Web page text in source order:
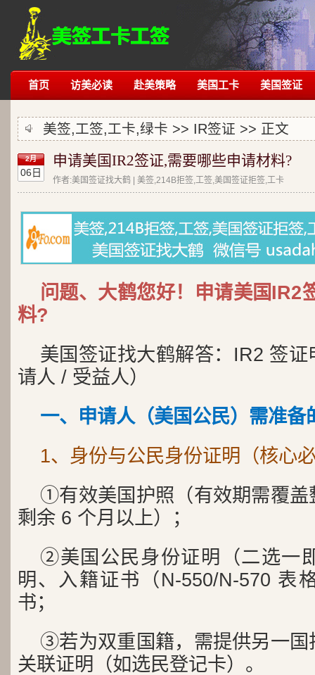
首页 访美必读 赴美策略 美国工卡 美国签证
美签,工签,工卡,绿卡 >> IR签证 >> 正文
2月
06日
申请美国IR2签证,需要哪些申请材料?
作者:美国签证找大鹤 | 美签,214B拒签,工签,美国签证拒签,工卡
问题、大鹤您好！申请美国IR2
料?
美国签证找大鹤解答：IR2 签
请人 / 受益人）
一、申请人（美国公民）需准备
1、身份与公民身份证明（核心
①有效美国护照（有效期需覆盖
剩余 6 个月以上）；
②美国公民身份证明（二选一
明、入籍证书（N-550/N-570 表
书；
③若为双重国籍，需提供另一国
关联证明（如选民登记卡）。